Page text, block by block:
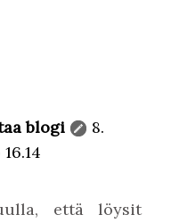
blogi
8.
että löysit